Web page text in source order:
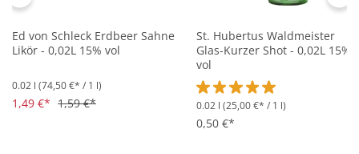
Ed von Schleck Erdbeer Sahne
Likör - 0,02L 15% vol
0.02 l (74,50 €* / 1 l)
1,49 €* 1,59 €*
St. Hubertus Waldmeister
Glas-Kurzer Shot - 0,02L 15%
vol
Durchschnittliche
0.02 l (25,00 €* / 1 l)
0,50 €*